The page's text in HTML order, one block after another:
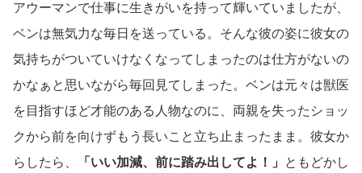
アウーマンで仕事に生きがいを持って輝いていましたが、
ベンは無気力な毎日を送っている。そんな彼の姿に彼女の
気持ちがついていけなくなってしまったのは仕方がないの
かなぁと思いながら毎回見てしまった。ベンは元々は獣医
を目指すほど才能のある人物なのに、両親を失ったショッ
クから前を向けずもう長いこと立ち止まったまま。彼女か
らしたら、
「いい加減、前に踏み出してよ！」
ともどかし